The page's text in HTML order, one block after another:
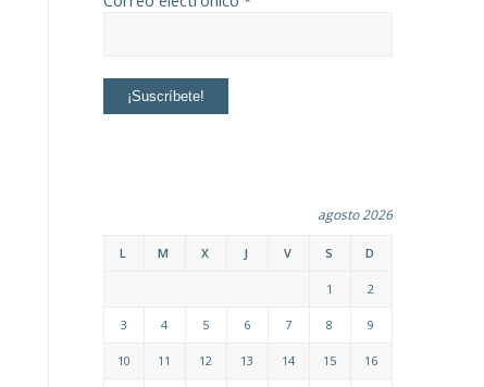
agosto 2026
L M X J V S D
1 2
3 4 5 6 7 8 9
10 11 12 13 14 15 16